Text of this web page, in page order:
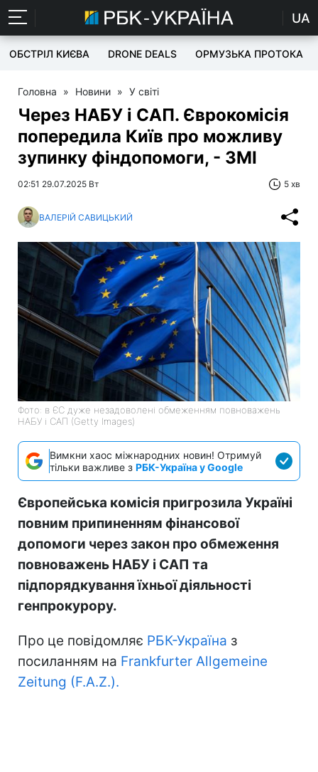
UA
ОБСТРІЛ КИЄВА DRONE DEALS ОРМУЗЬКА ПРОТОКА
Головна » Новини » У світі
Через НАБУ і САП. Єврокомісія
попередила Київ про можливу
зупинку фіндопомоги, - ЗМІ
02:51 29.07.2025 Вт 5 хв
ВАЛЕРІЙ САВИЦЬКИЙ
Фото: в ЄС дуже незадоволені обмеженням повноважень
НАБУ і САП (Getty Images)
Вимкни хаос міжнародних новин! Отримуй
тільки важливе з РБК-Україна у Google
Європейська комісія пригрозила Україні
повним припиненням фінансової
допомоги через закон про обмеження
повноважень НАБУ і САП та
підпорядкування їхньої діяльності
генпрокурору.
Про це повідомляє РБК-Україна з
посиланням на Frankfurter Allgemeine
Zeitung (F.A.Z.).